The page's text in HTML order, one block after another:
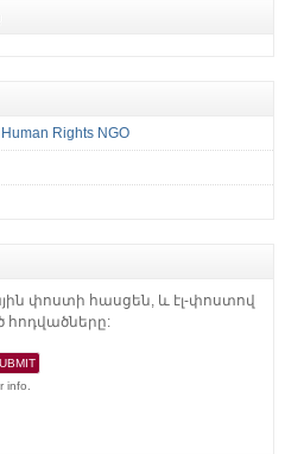
Rights NGO
փոստի հասցեն, և էլ-փոստով
info.